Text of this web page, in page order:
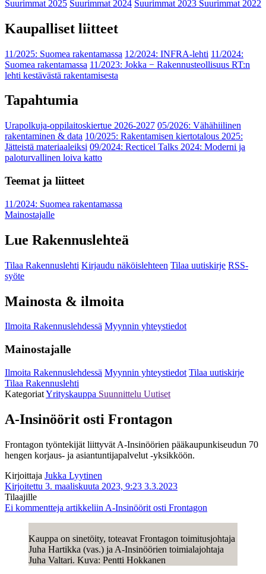
Suurimmat 2025 Suurimmat 2024 Suurimmat 2023 Suurimmat 2022
Kaupalliset liitteet
11/2025: Suomea rakentamassa 12/2024: INFRA-lehti 11/2024:
Suomea rakentamassa 11/2023: Jokka − Rakennusteollisuus RT:n
lehti kestävästä rakentamisesta
Tapahtumia
Urapolkuja-oppilaitoskiertue 2026-2027 05/2026: Vähähiilinen
rakentaminen & data 10/2025: Rakentamisen kiertotalous 2025:
Jätteistä materiaaleiksi 09/2024: Recticel Talks 2024: Moderni ja
paloturvallinen loiva katto
Teemat ja liitteet
11/2024: Suomea rakentamassa
Mainostajalle
Lue Rakennuslehteä
Tilaa Rakennuslehti Kirjaudu näköislehteen Tilaa uutiskirje RSS-
syöte
Mainosta & ilmoita
Ilmoita Rakennuslehdessä Myynnin yhteystiedot
Mainostajalle
Ilmoita Rakennuslehdessä Myynnin yhteystiedot Tilaa uutiskirje
Tilaa Rakennuslehti
KategoriatYrityskauppa Suunnittelu Uutiset
A-Insinöörit osti Frontagon
Frontagon työntekijät liittyvät A-Insinöörien pääkaupunkiseudun 70
hengen korjaus- ja asiantuntijapalvelut -yksikköön.
Kirjoittaja Jukka Lyytinen
Kirjoitettu 3. maaliskuuta 2023, 9:23 3.3.2023
Tilaajille
Ei kommentteja artikkeliin A-Insinöörit osti Frontagon
Kauppa on sinetöity, toteavat Frontagon toimitusjohtaja
Juha Hartikka (vas.) ja A-Insinöörien toimialajohtaja
Juha Valtari. Kuva: Pentti Hokkanen